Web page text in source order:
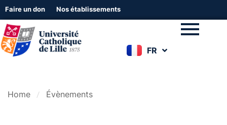
Faire un don Nos établissements
FR
EN
Home Évènements